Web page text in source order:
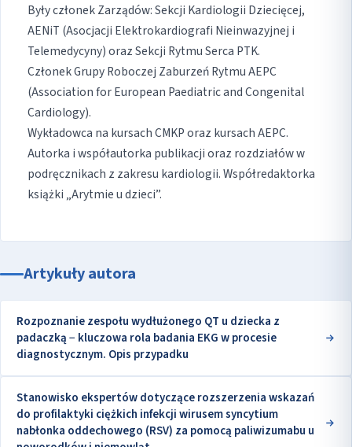
Były członek Zarządów: Sekcji Kardiologii Dziecięcej,
AENiT (Asocjacji Elektrokardiografi Nieinwazyjnej i
Telemedycyny) oraz Sekcji Rytmu Serca PTK.
Członek Grupy Roboczej Zaburzeń Rytmu AEPC
(Association for European Paediatric and Congenital
Cardiology).
Wykładowca na kursach CMKP oraz kursach AEPC.
Autorka i współautorka publikacji oraz rozdziałów w
podręcznikach z zakresu kardiologii. Współredaktorka
książki „Arytmie u dzieci”.
Artykuły autora
Rozpoznanie zespołu wydłużonego QT u dziecka z
padaczką − kluczowa rola badania EKG w procesie
diagnostycznym. Opis przypadku
Stanowisko ekspertów dotyczące rozszerzenia wskazań
do profilaktyki ciężkich infekcji wirusem syncytium
nabłonka oddechowego (RSV) za pomocą paliwizumabu u